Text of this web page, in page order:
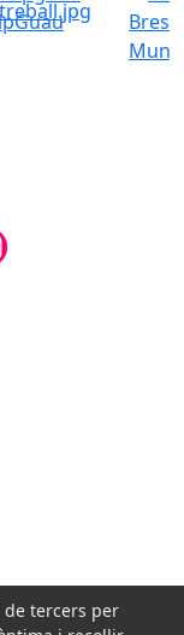
de tercers per